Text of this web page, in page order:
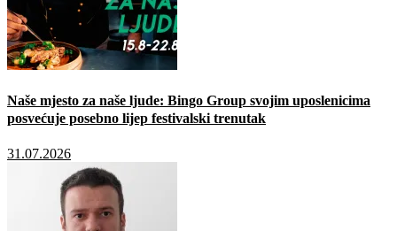
Naše mjesto za naše ljude: Bingo Group svojim uposlenicima
posvećuje posebno lijep festivalski trenutak
31.07.2026